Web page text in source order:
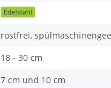
Edelstahl
rostfrei,
18 - 30 cm
7 cm und 10 cm